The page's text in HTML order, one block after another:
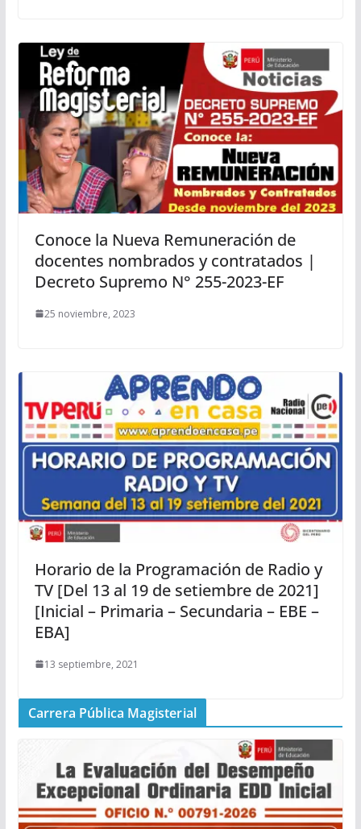
Conoce la Nueva Remuneración de
docentes nombrados y contratados |
Decreto Supremo N° 255-2023-EF
25 noviembre, 2023
Horario de la Programación de Radio y
TV [Del 13 al 19 de setiembre de 2021]
[Inicial – Primaria – Secundaria – EBE –
EBA]
13 septiembre, 2021
Carrera Pública Magisterial